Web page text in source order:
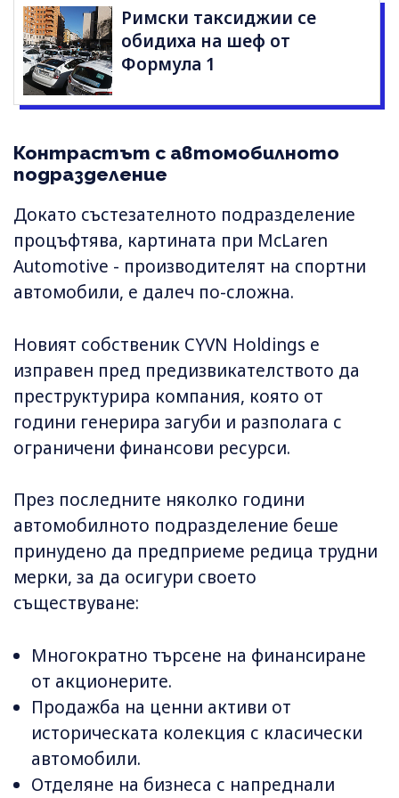
Римски таксиджии се
обидиха на шеф от
Формула 1
Контрастът с автомобилното
подразделение
Докато състезателното подразделение
процъфтява, картината при McLaren
Automotive - производителят на спортни
автомобили, е далеч по-сложна.
Новият собственик CYVN Holdings е
изправен пред предизвикателството да
преструктурира компания, която от
години генерира загуби и разполага с
ограничени финансови ресурси.
През последните няколко години
автомобилното подразделение беше
принудено да предприеме редица трудни
мерки, за да осигури своето
съществуване:
Многократно търсене на финансиране
от акционерите.
Продажба на ценни активи от
историческата колекция с класически
автомобили.
Отделяне на бизнеса с напреднали